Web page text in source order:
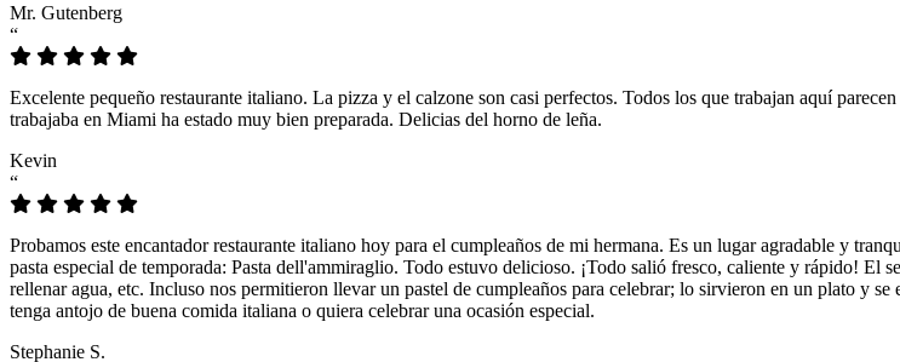
Mr. Gutenberg
“
Excelente pequeño restaurante italiano. La pizza y el calzone son casi perfectos. Todos los que trabajan aquí
trabajaba en Miami ha estado muy bien preparada. Delicias del horno de leña.
Kevin
“
Probamos este encantador restaurante italiano hoy para el cumpleaños de mi hermana. Es un lugar agradable y
pasta especial de temporada: Pasta dell'ammiraglio. Todo estuvo delicioso. ¡Todo salió fresco, caliente y rápido! El
rellenar agua, etc. Incluso nos permitieron llevar un pastel de cumpleaños para celebrar; lo sirvieron en un plato y
tenga antojo de buena comida italiana o quiera celebrar una ocasión especial.
Stephanie S.